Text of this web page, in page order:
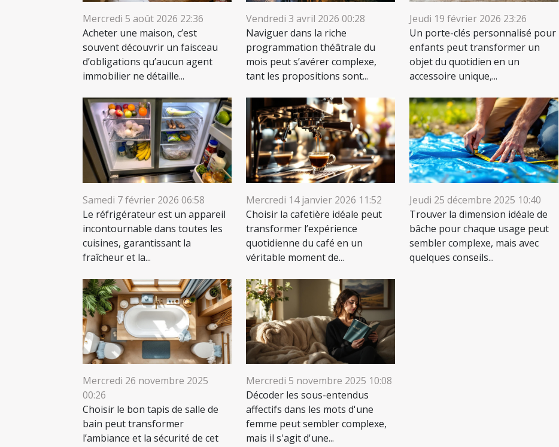
Mercredi 5 août 2026 22:36
Acheter une maison, c’est
souvent découvrir un faisceau
d’obligations qu’aucun agent
immobilier ne détaille...
Vendredi 3 avril 2026 00:28
Naviguer dans la riche
programmation théâtrale du
mois peut s’avérer complexe,
tant les propositions sont...
Jeudi 19 février 2026 23:26
Un porte-clés personnalisé pour
enfants peut transformer un
objet du quotidien en un
accessoire unique,...
Samedi 7 février 2026 06:58
Le réfrigérateur est un appareil
incontournable dans toutes les
cuisines, garantissant la
fraîcheur et la...
Mercredi 14 janvier 2026 11:52
Choisir la cafetière idéale peut
transformer l’expérience
quotidienne du café en un
véritable moment de...
Jeudi 25 décembre 2025 10:40
Trouver la dimension idéale de
bâche pour chaque usage peut
sembler complexe, mais avec
quelques conseils...
Mercredi 26 novembre 2025
00:26
Choisir le bon tapis de salle de
bain peut transformer
l’ambiance et la sécurité de cet
Mercredi 5 novembre 2025 10:08
Décoder les sous-entendus
affectifs dans les mots d'une
femme peut sembler complexe,
mais il s'agit d'une...